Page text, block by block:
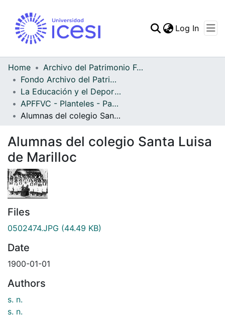
Log In
Home
Archivo del Patrimonio Fotográfico y Fílmico del Valle del Cauca
Fondo Archivo del Patrimonio Fotográfico y Fílmico del Valle del Cauca
La Educación y el Deporte
APFFVC - Planteles - Patrimonial
Alumnas del colegio Santa Luisa de Marilloc
Alumnas del colegio Santa Luisa
de Marilloc
Files
0502474.JPG (44.49 KB)
Date
1900-01-01
Authors
s. n.
s. n.